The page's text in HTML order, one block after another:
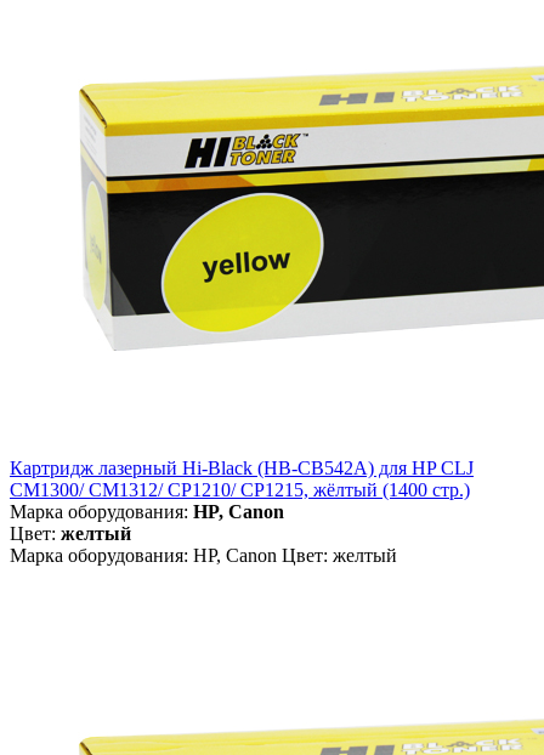
Картридж лазерный Hi-Black (HB-CB542A) для HP CLJ
CM1300/ CM1312/ CP1210/ CP1215, жёлтый (1400 стр.)
Марка оборудования: HP, Canon
Цвет: желтый
Марка оборудования: HP, Canon Цвет: желтый